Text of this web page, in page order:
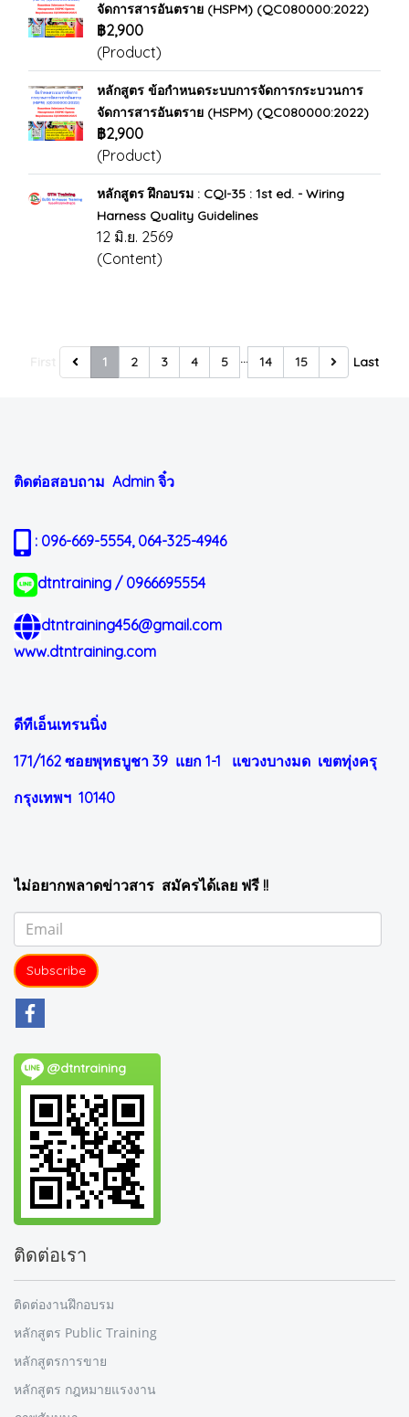
จัดการสารอันตราย (HSPM) (QC080000:2022)
฿2,900
(Product)
หลักสูตร ข้อกำหนดระบบการจัดการกระบวนการ
จัดการสารอันตราย (HSPM) (QC080000:2022)
฿2,900
(Product)
หลักสูตร ฝึกอบรม : CQI-35 : 1st ed. - Wiring
Harness Quality Guidelines
12 มิ.ย. 2569
(Content)
1 2 3 4 5 … 14 15 Last
ติดต่อสอบถาม Admin จิ๋ว
: 096-669-5554, 064-325-4946
dtntraining / 0966695554
dtntraining456@gmail.com
www.dtntraining.com
ดีทีเอ็นเทรนนิ่ง
171/162 ซอยพุทธบูชา 39 แยก 1-1 แขวงบางมด เขตทุ่งครุ
กรุงเทพฯ 10140
ไม่อยากพลาดข่าวสาร สมัครได้เลย ฟรี !!
Subscribe
@dtntraining
ติดต่อเรา
ติดต่องานฝึกอบรม
หลักสูตร Public Training
หลักสูตรการขาย
หลักสูตร กฎหมายแรงงาน